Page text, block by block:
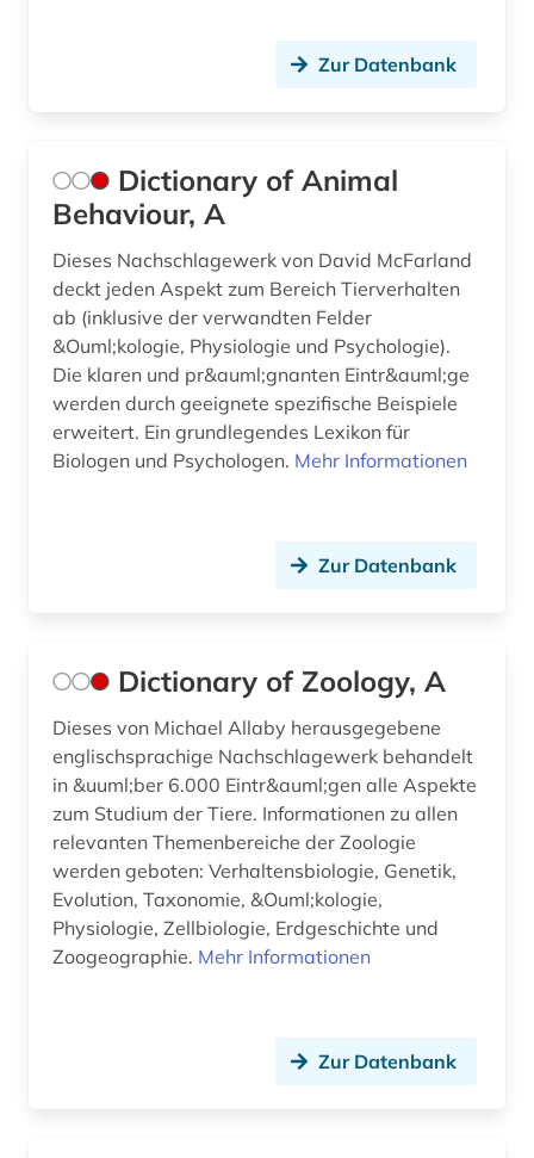
Zur Datenbank
Dictionary of Animal
Behaviour, A
Dieses Nachschlagewerk von David McFarland
deckt jeden Aspekt zum Bereich Tierverhalten
ab (inklusive der verwandten Felder
&Ouml;kologie, Physiologie und Psychologie).
Die klaren und pr&auml;gnanten Eintr&auml;ge
werden durch geeignete spezifische Beispiele
erweitert. Ein grundlegendes Lexikon für
Biologen und Psychologen. Mehr Informationen
Zur Datenbank
Dictionary of Zoology, A
Dieses von Michael Allaby herausgegebene
englischsprachige Nachschlagewerk behandelt
in &uuml;ber 6.000 Eintr&auml;gen alle Aspekte
zum Studium der Tiere. Informationen zu allen
relevanten Themenbereiche der Zoologie
werden geboten: Verhaltensbiologie, Genetik,
Evolution, Taxonomie, &Ouml;kologie,
Physiologie, Zellbiologie, Erdgeschichte und
Zoogeographie. Mehr Informationen
Zur Datenbank